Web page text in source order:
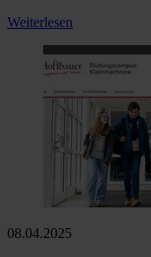
Weiterlesen
08.04.2025